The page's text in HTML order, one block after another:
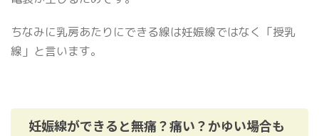
ちなみに乳房あたりにできる線は妊娠線ではなく「授乳
線」と言います。
妊娠線ができると無痛？痛い？かゆい場合も